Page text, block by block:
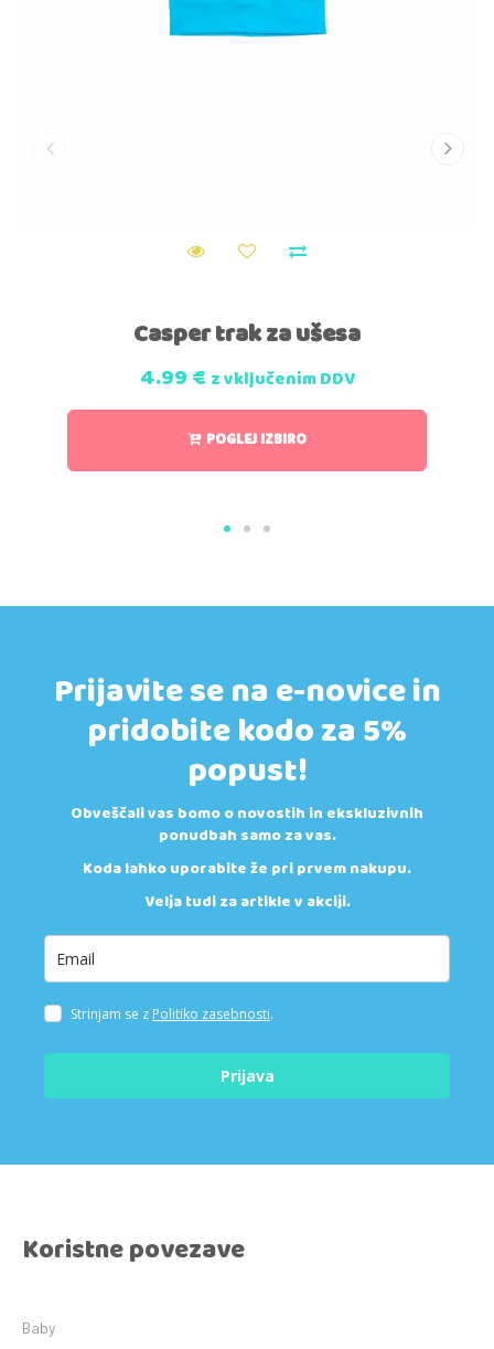
Casper trak za ušesa
4.99€ z vključenim DDV
POGLEJ IZBIRO
Prijavite se na e-novice in
pridobite kodo za 5%
popust!
Obveščali vas bomo o novostih in ekskluzivnih
ponudbah samo za vas.
Koda lahko uporabite že pri prvem nakupu.
Velja tudi za artikle v akciji.
Strinjam se z Politiko zasebnosti.
Prijava
Koristne povezave
Baby